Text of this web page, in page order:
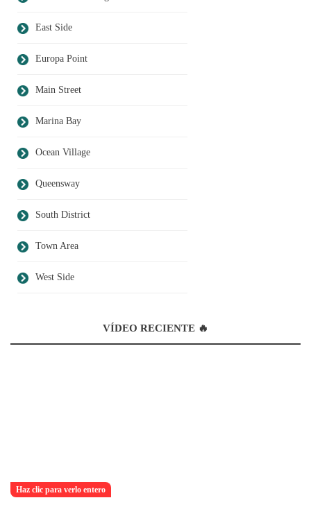
East Side
Europa Point
Main Street
Marina Bay
Ocean Village
Queensway
South District
Town Area
West Side
VÍDEO RECIENTE 🔥
Haz clic para verlo entero